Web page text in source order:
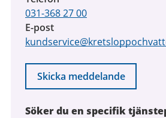
031-368 27 00
E-post
Skicka meddelande
Söker du en specifik